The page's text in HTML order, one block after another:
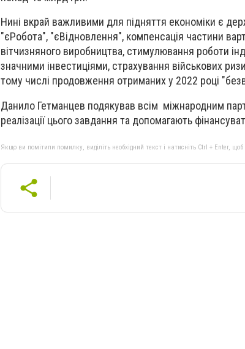
Нині вкрай важливими для підняття економіки є
"єРобота", "єВідновлення", компенсація частини
вітчизняного виробництва, стимулювання роботи
значними інвестиціями, страхування військових
тому числі продовження отриманих у 2022 році
Данило Гетманцев подякував всім міжнародним
реалізації цього завдання та допомагають
Якщо ви помітили помилку, виділіть необхідний текст і натисніть Ctrl + Enter,